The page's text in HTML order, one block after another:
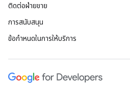
ติดต่อฝ่ายขาย
การสนับสนุน
ข้อกำหนดในการให้บริการ